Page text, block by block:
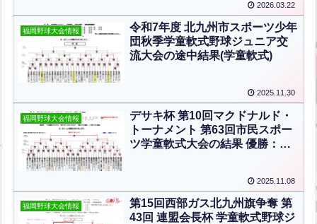
2026.03.22
福岡野球大会情報
令和7年度 北九州市スポーツ少年
団秋季学童軟式野球ジュニア交
流大会の途中結果(学童軟式)
2025.11.30
福岡野球大会情報
デサキ杯 第10回マクドナルド・
トーナメント 第63回市民スポー
ツ学童軟式大会の結果 優勝：青
2025.11.08
福岡野球大会情報
第15回西部ガス北九州旗争奪 第
43回 連盟会長杯 学童軟式野球ジ